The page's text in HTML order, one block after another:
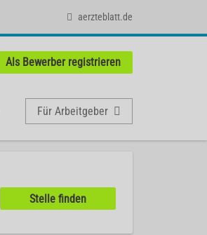
aerzteblatt.de
Als Bewerber registrieren
Für Arbeitgeber